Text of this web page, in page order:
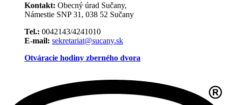
Kontakt: Obecný úrad Sučany,
Námestie SNP 31, 038 52 Sučany
Tel.: 0042143/4241010
E-mail: sekretariat@sucany.sk
Otváracie hodiny zberného dvora